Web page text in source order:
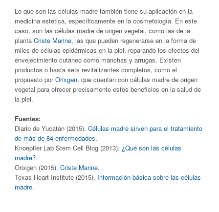
Lo que son las células madre también tiene su aplicación en la
medicina estética, específicamente en la cosmetología. En este
caso, son las células madre de origen vegetal, como las de la
planta Criste Marine, las que pueden regenerarse en la forma de
miles de células epidérmicas en la piel, reparando los efectos del
envejecimiento cutáneo como manchas y arrugas. Existen
productos o hasta sets revitalizantes completos, como el
propuesto porOrixgen, que cuentan con células madre de origen
vegetal para ofrecer precisamente estos beneficios en la salud de
la piel.
Fuentes:
Diario de Yucatán (2015). Células madre sirven para el tratamiento
de más de 84 enfermedades.
Knoepfler Lab Stem Cell Blog (2013). ¿Qué son las células
madre?.
Orixgen (2015). Criste Marine.
Texas Heart Institute (2015). Información básica sobre las células
madre.